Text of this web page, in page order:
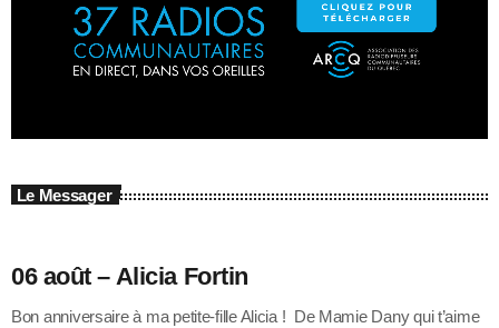
Le Messager
06 août – Alicia Fortin
Bon anniversaire à ma petite-fille Alicia ! De Mamie Dany qui t’aime